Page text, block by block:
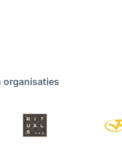
organisaties